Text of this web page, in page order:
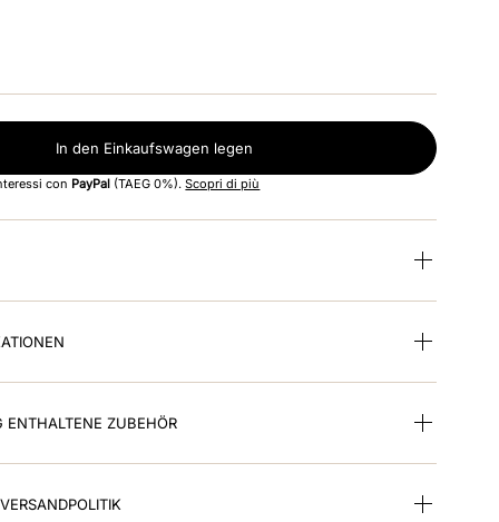
In den Einkaufswagen legen
con PayPal (TAEG 0%).Scopri di più
ENTHALTENE ZUBEHÖR